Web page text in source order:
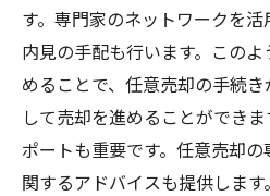
す。専門家のネットワークを
内見の手配も行います。この
めることで、任意売却の手続
して売却を進めることができ
ポートも重要です。任意売却
関するアドバイスも提供します。